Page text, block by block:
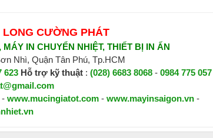
CƯỜNG PHÁT
IN CHUYỂN NHIỆT, THIẾT BỊ IN ẤN
Nhì, Quận Tân Phú, Tp.HCM
623 Hỗ trợ kỹ thuật :(028) 6683 8068 -0984 775 057
-www.mucingiatot.com -www.mayinsaigon.vn -